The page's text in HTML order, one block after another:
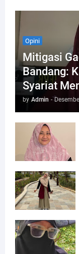
Opini
Mitigasi
Bandang:
Syariat
by Admin -